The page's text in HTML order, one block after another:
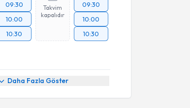
09:30
10:00
10:30
Takvim
kapalıdır
09:30
10:00
10:30
Daha Fazla Göster